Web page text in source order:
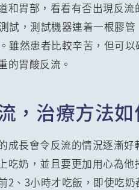
和胃部，看看有否出現反
試，測試機器連着一根膠
雖然患者比較辛苦，但可
的胃酸反流。
，治療方法如
成長會令反流的情況逐漸
吃奶，並且要更加用心為
2、3小時才吃飯，即使吃